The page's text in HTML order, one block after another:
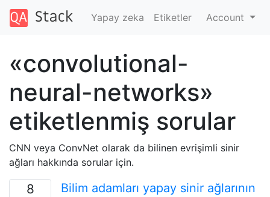
Yapay zeka Etiketler Account
«convolutional-
neural-networks»
etiketlenmiş sorular
CNN veya ConvNet olarak da bilinen evrişimli sinir
ağları hakkında sorular için.
8
Bilim adamları yapay sinir ağlarının